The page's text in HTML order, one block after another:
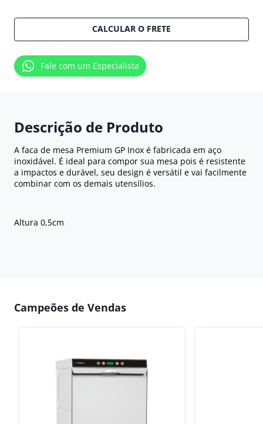
CALCULAR O FRETE
Fale com um Especialista
Descrição de Produto
A faca de mesa Premium GP Inox é fabricada em aço
inoxidável. É ideal para compor sua mesa pois é resistente
a impactos e durável, seu design é versátil e vai facilmente
combinar com os demais utensílios.
Altura 0,5cm
Campeões de Vendas